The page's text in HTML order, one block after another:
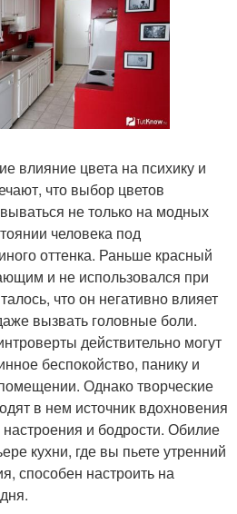
влияние цвета на психику и
что выбор цветов
не только на модных
человека под
оттенка. Раньше красный
и не использовался при
что он негативно влияет
вызвать головные боли.
действительно могут
беспокойство, панику и
Однако творческие
в нем источник вдохновения
и бодрости. Обилие
кухни, где вы пьете утренний
способен настроить на